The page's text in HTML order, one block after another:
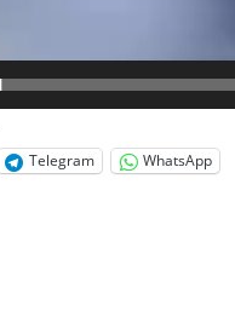
Telegram WhatsApp